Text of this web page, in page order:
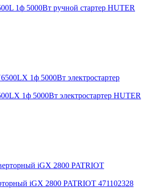
1ф 5000Вт ручной стартер HUTER
1ф 5000Вт электростартер HUTER
iGX 2800 PATRIOT 471102328